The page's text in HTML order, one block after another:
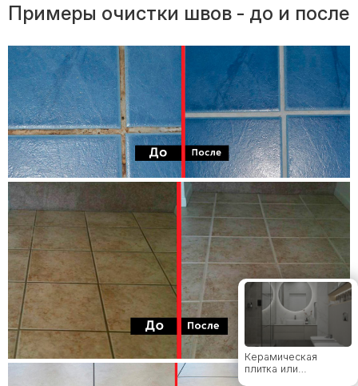
Примеры очистки швов - до и после
Как определиться с
форматом плитки
Твой уютный уголок:
как сделать квартиру
местом силы с
коллекциями LB
Ceramics
От классики до
лофта: какие стили
дружат с
широкоформатным
керамогранитом
Керамическая
плитка или